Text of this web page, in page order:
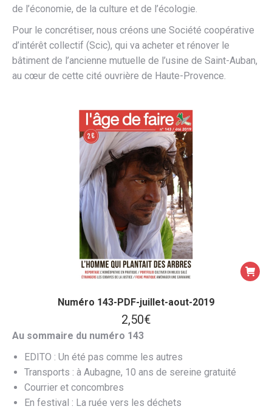
de l’économie, de la culture et de l’écologie.
Pour le concrétiser, nous créons une Société coopérative
d’intérêt collectif (Scic), qui va acheter et rénover le
bâtiment de l’ancienne mutuelle de l’usine de Saint-Auban,
au cœur de cette cité ouvrière de Haute-Provence.
Numéro 143-PDF-juillet-aout-2019
2,50€
Au sommaire du numéro 143
EDITO : Un été pas comme les autres
Transports : à Aubagne, 10 ans de sereine gratuité
Courrier et concombres
En festival : La ruée vers les déchets